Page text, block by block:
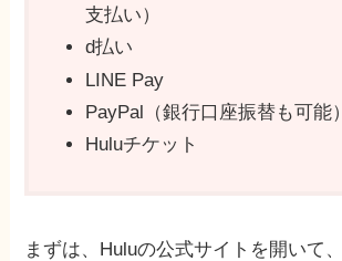
支払い）
d払い
LINE Pay
PayPal（銀行口座振替も可能）
Huluチケット
まずは、Huluの公式サイトを開いて、